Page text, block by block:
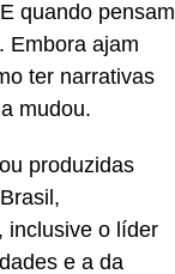
quando pensam
Embora ajam
ter narrativas
mudou.
produzidas
inclusive o líder
e a da